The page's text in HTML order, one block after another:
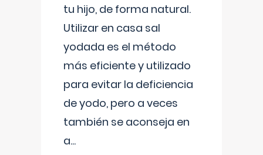
tu hijo, de forma natural.
Utilizar en casa sal
yodada es el método
más eficiente y utilizado
para evitar la deficiencia
de yodo, pero a veces
también se aconseja en
a...